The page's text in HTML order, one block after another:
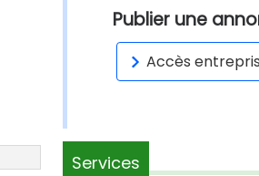
Publier une
Accès
Services